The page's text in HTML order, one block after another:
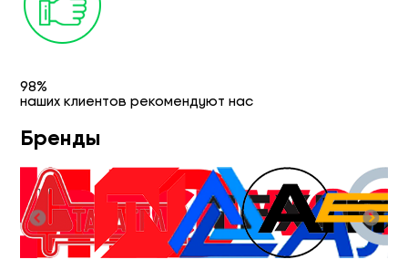
98%
наших клиентов рекомендуют нас
Бренды